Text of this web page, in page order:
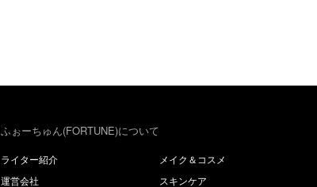
ふぉーちゅん(FORTUNE)について
ライター紹介
運営会社
メイク＆コスメ
スキンケア